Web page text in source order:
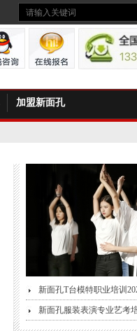
加盟新面孔
新面孔T台模特职业培训
新面孔服装表演专业艺考